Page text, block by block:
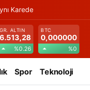
Karede
GR. ALTIN
6.513,28
%0.26
BTC
0,000000
%0
Spor Teknoloji